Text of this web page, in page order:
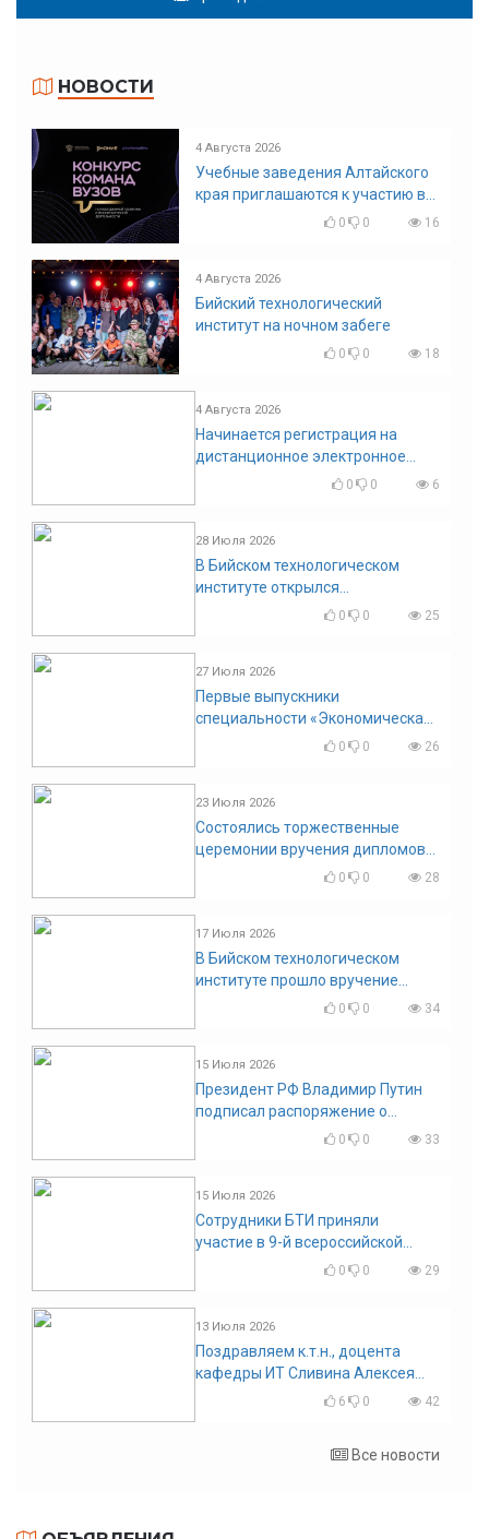
НОВОСТИ
4 Августа 2026
Учебные заведения Алтайского
края приглашаются к участию в
конкурсе команд вузов
0 0 16
4 Августа 2026
Бийский технологический
институт на ночном забеге
0 0 18
4 Августа 2026
Начинается регистрация на
дистанционное электронное
голосование на выборы!
0 0 6
28 Июля 2026
В Бийском технологическом
институте открылся
диссертационный совет!
0 0 25
27 Июля 2026
Первые выпускники
специальности «Экономическая
0 0 26
23 Июля 2026
Состоялись торжественные
церемонии вручения дипломов
0 0 28
17 Июля 2026
В Бийском технологическом
институте прошло вручение
0 0 34
15 Июля 2026
Президент РФ Владимир Путин
подписал распоряжение о
поощрении граждан и трудовых
0 0 33
15 Июля 2026
Сотрудники БТИ приняли
участие в 9-й всероссийской
конференции по задачам со
0 0 29
13 Июля 2026
Поздравляем к.т.н., доцента
кафедры ИТ Сливина Алексея
Николаевича с юбилеем!
6 0 42
Все новости